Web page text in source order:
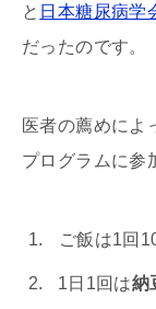
と 日本糖尿病学
だったのです。
医者の薦めによ
プログラムに参
ご飯は1回
1日1回は納